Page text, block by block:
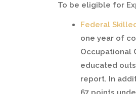
To be eligible for
Federal
one year of
Occupational
educated
report. In